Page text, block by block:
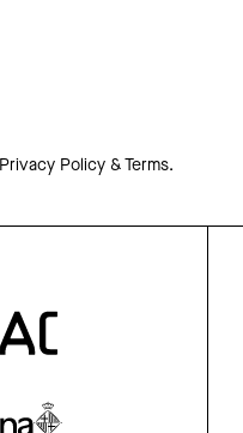
Privacy Policy & Terms.